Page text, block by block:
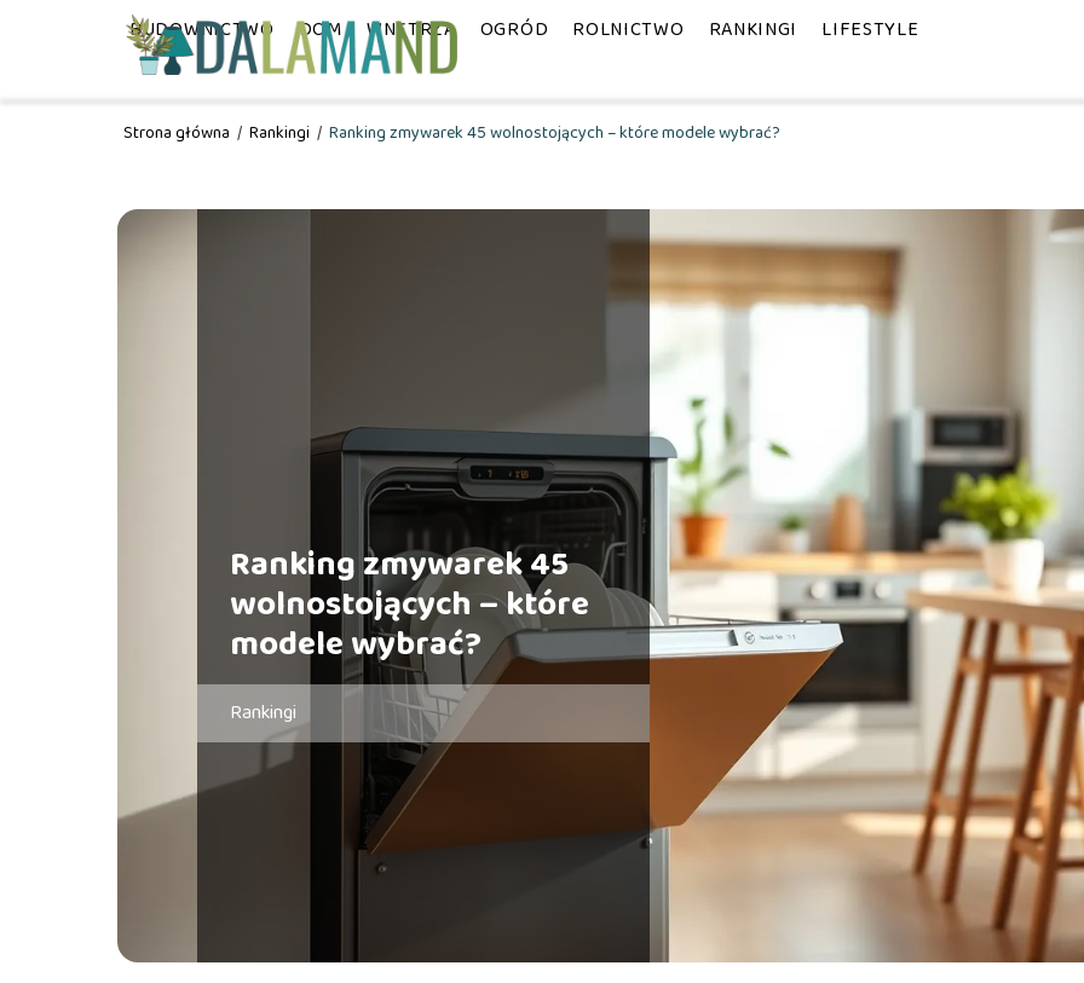
BUDOWNICTWO DOM WNĘTRZA OGRÓD ROLNICTWO RANKINGI LIFESTYLE
Strona główna / Rankingi / Ranking zmywarek 45 wolnostojących – które modele wybrać?
Ranking zmywarek 45
wolnostojących – które
modele wybrać?
Rankingi